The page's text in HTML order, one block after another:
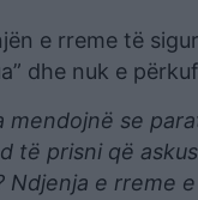
e rreme të
dhe nuk e
se
të prisni që
e rreme